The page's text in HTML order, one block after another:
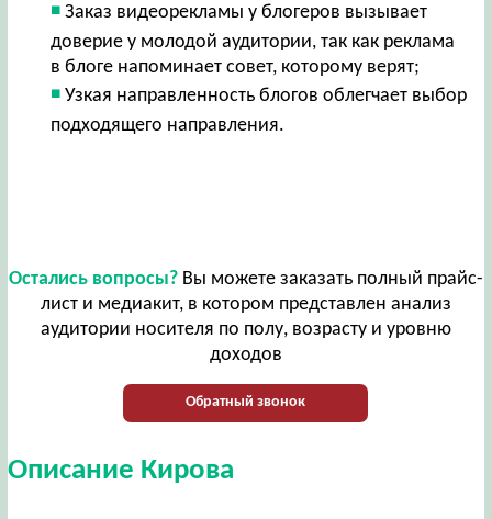
Заказ видеорекламы у блогеров вызывает
доверие у молодой аудитории, так как реклама
в блоге напоминает совет, которому верят;
Узкая направленность блогов облегчает выбор
подходящего направления.
Остались вопросы?Вы можете заказать полный прайс-
лист и медиакит, в котором представлен анализ
аудитории носителя по полу, возрасту и уровню
доходов
Обратный звонок
Описание Кирова